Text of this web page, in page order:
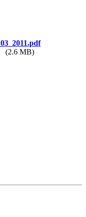
03_2011.pdf
(2.6 MB)